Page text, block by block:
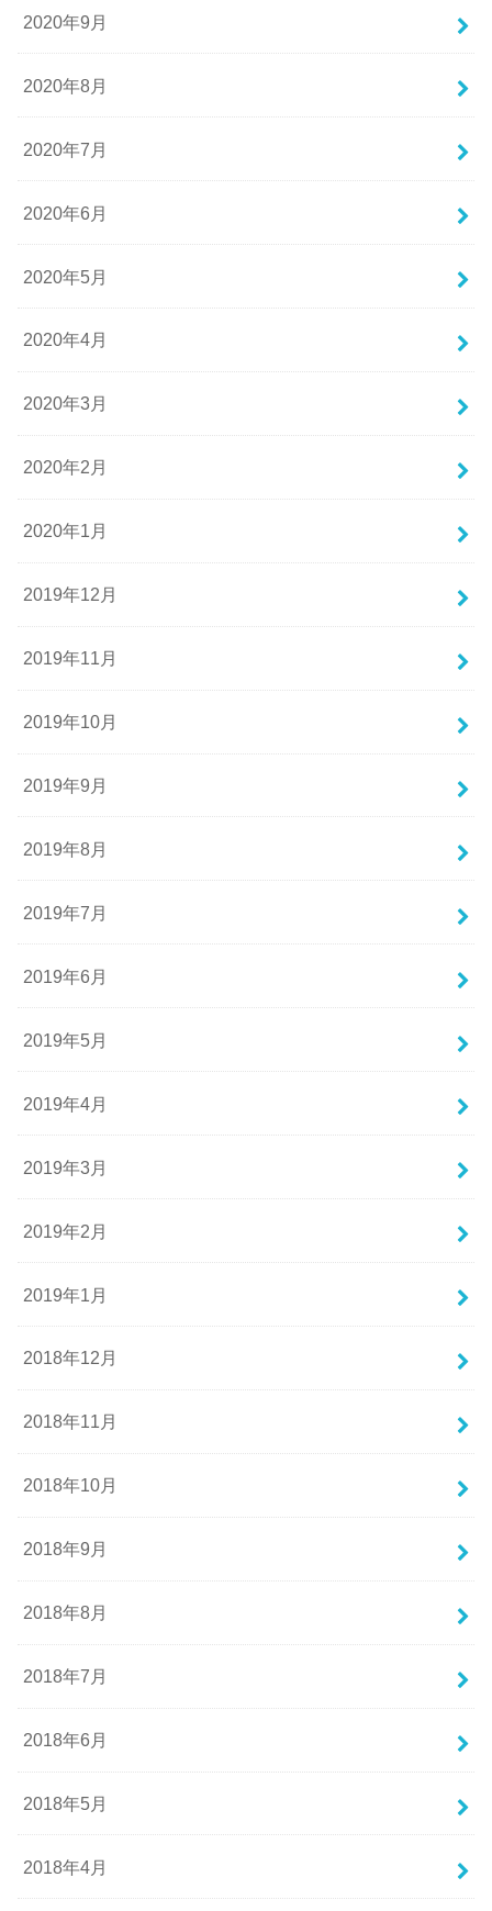
2020年9月
2020年8月
2020年7月
2020年6月
2020年5月
2020年4月
2020年3月
2020年2月
2020年1月
2019年12月
2019年11月
2019年10月
2019年9月
2019年8月
2019年7月
2019年6月
2019年5月
2019年4月
2019年3月
2019年2月
2019年1月
2018年12月
2018年11月
2018年10月
2018年9月
2018年8月
2018年7月
2018年6月
2018年5月
2018年4月